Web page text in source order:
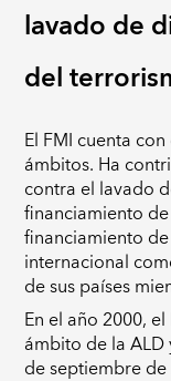
lavado de
del
El FMI cuenta
ámbitos. Ha
contra el lavado
financiamiento
financiamiento
internacional
de sus países
En el año 2000,
ámbito de la ALD
de septiembre